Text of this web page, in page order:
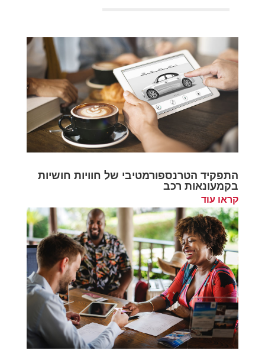
התפקיד הטרנספורמטיבי של חוויות חושיות
בקמעונאות רכב
קראו עוד